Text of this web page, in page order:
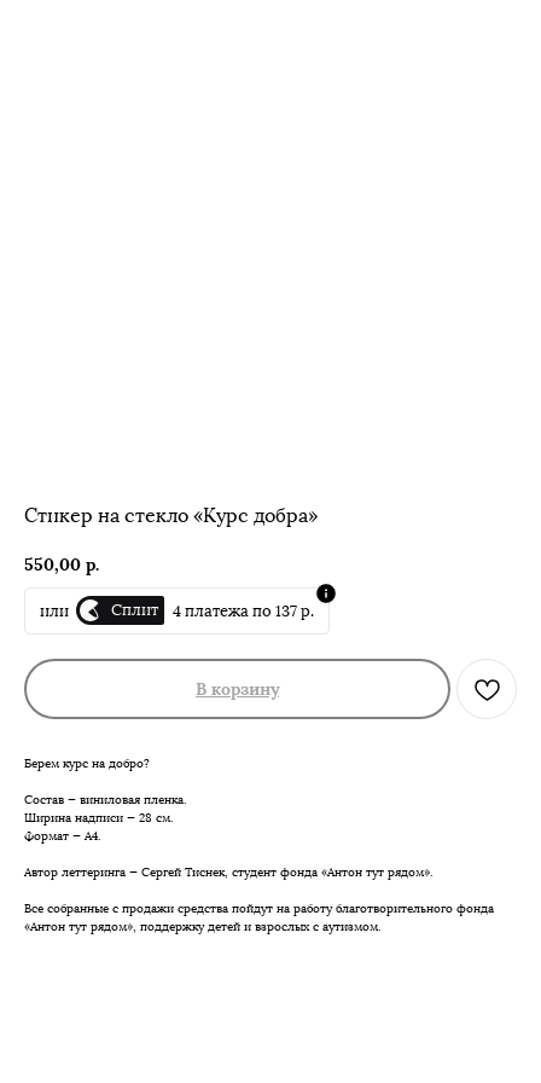
Стикер на стекло «Курс добра»
550,00 р.
или Сплит 4 платежа по 137 р.
В корзину
Берем курс на добро?
Состав — виниловая пленка.
Ширина надписи — 28 см.
Формат — А4.
Автор леттеринга — Сергей Тиснек, студент фонда «Антон тут рядом».
Все собранные с продажи средства пойдут на работу благотворительного фонда
«Антон тут рядом», поддержку детей и взрослых с аутизмом.